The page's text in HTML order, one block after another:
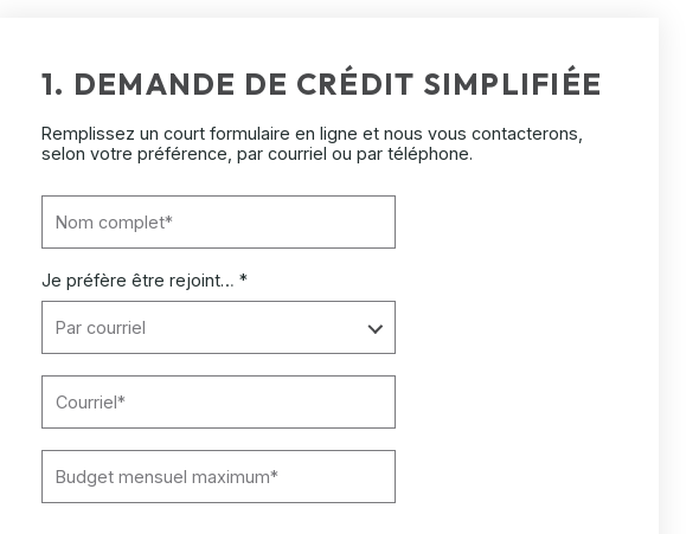
1. DEMANDE DE CRÉDIT SIMPLIFIÉE
Remplissez un court formulaire en ligne et nous vous contacterons,
selon votre préférence, par courriel ou par téléphone.
Je préfère être rejoint… *